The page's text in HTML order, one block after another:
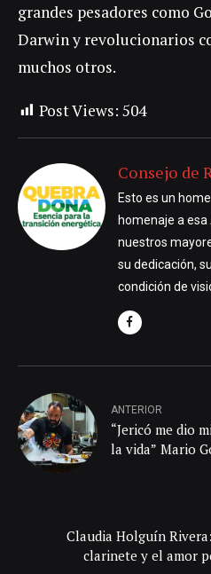
grandes pesadores como
Darwin y revolucionarios
muchos otros.
Post Views: 504
Consejo de
Esto es un
homenaje a
nuestros
su dedicación,
condición de
ANTERIOR
“Jericó me dio
la vida” Mario
Claudia Holguín
clarinete y el amor